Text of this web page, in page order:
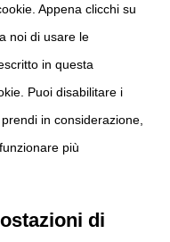
Appena clicchi su
noi di usare le
in questa
Puoi disabilitare i
in considerazione,
più
di